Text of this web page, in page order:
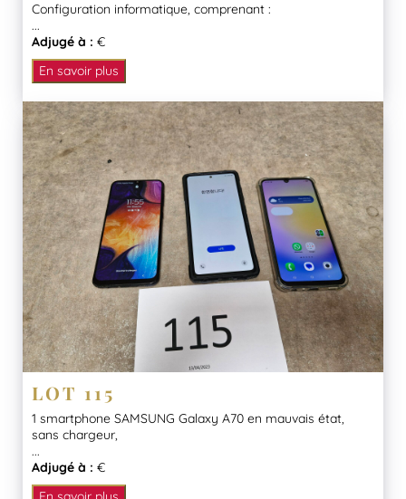
Configuration informatique, comprenant :
...
Adjugé à : €
En savoir plus
LOT 115
1 smartphone SAMSUNG Galaxy A70 en mauvais état,
sans chargeur,
...
Adjugé à : €